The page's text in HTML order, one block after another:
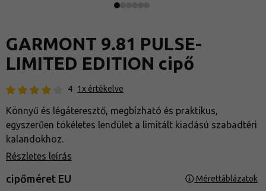
GARMONT 9.81 PULSE-
LIMITED EDITION cipő
4 1x értékelve
Könnyű és légáteresztő, megbízható és praktikus,
egyszerűen tökéletes lendület a limitált kiadású szabadtéri
kalandokhoz.
Részletes leírás
cipőméret EU Mérettáblázatok